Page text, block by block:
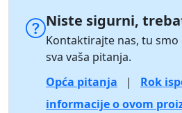
Niste sigurni,
Kontaktirajte nas, tu
sva vaša pitanja.
Opća pitanja
|
Rok
informacije o ovom